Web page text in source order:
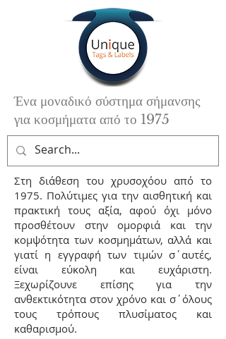
Ένα μοναδικό σύστημα σήμανσης
για κοσμήματα από το 1975
Στη διάθεση του χρυσοχόου από το
1975. Πολύτιμες για την αισθητική και
πρακτική τους αξία, αφού όχι μόνο
προσθέτουν στην ομορφιά και την
κομψότητα των κοσμημάτων, αλλά και
γιατί η εγγραφή των τιμών σ΄αυτές,
είναι εύκολη και ευχάριστη.
Ξεχωρίζουνε επίσης για την
ανθεκτικότητα στον χρόνο και σ΄όλους
τους τρόπους πλυσίματος και
καθαρισμού.